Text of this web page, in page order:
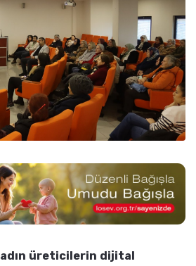
üreticilerin dijital